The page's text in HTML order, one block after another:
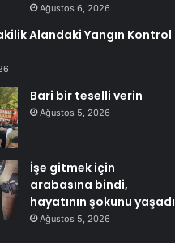
Ağustos 6, 2026
Alandaki Yangın Kontrol
Bari bir teselli verin
Ağustos 5, 2026
İşe gitmek için
arabasına bindi,
hayatının şokunu yaşadı
Ağustos 5, 2026